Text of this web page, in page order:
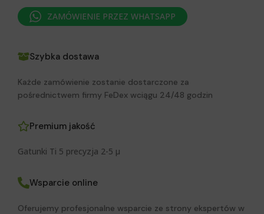
ZAMÓWIENIE PRZEZ WHATSAPP
Szybka dostawa
Każde zamówienie zostanie dostarczone za
pośrednictwem firmy FeDex wciągu 24/48 godzin
Premium jakość
Gatunki Ti 5 precyzja 2-5 μ
Wsparcie online
Oferujemy profesjonalne wsparcie ze strony ekspertów w